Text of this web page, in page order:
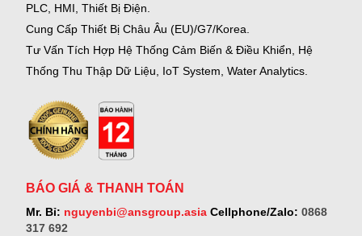
PLC, HMI, Thiết Bị Điện.
Cung Cấp Thiết Bị Châu Âu (EU)/G7/Korea.
Tư Vấn Tích Hợp Hệ Thống Cảm Biến & Điều Khiển, Hệ
Thống Thu Thập Dữ Liệu, IoT System, Water Analytics.
BÁO GIÁ & THANH TOÁN
Mr. Bỉ: nguyenbi@ansgroup.asiaCellphone/Zalo: 0868
317 692